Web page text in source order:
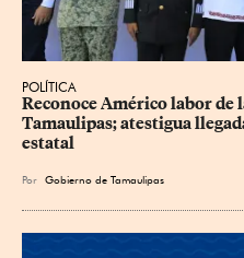
POLÍTICA
Reconoce Américo labor de
Tamaulipas; atestigua
estatal
Por Gobierno de Tamaulipas